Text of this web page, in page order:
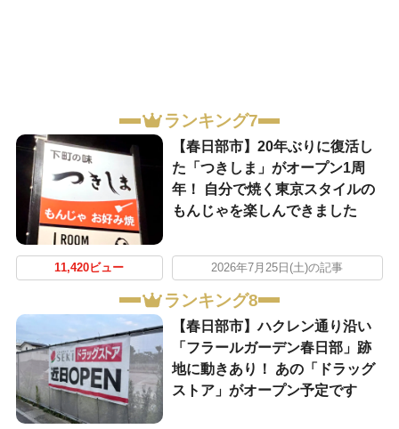
ランキング7
【春日部市】20年ぶりに復活し
た「つきしま」がオープン1周
年！ 自分で焼く東京スタイルの
もんじゃを楽しんできました
11,420ビュー 2026年7月25日(土)の記事
ランキング8
【春日部市】ハクレン通り沿い
「フラールガーデン春日部」跡
地に動きあり！ あの「ドラッグ
ストア」がオープン予定です